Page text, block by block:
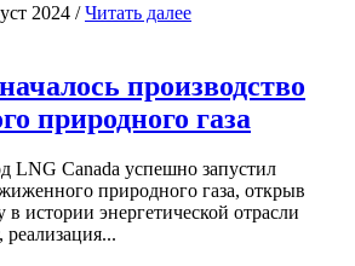
2024 /Читать далее
производство
природного газа
LNG Canada успешно запустил
природного газа, открыв
истории энергетической отрасли